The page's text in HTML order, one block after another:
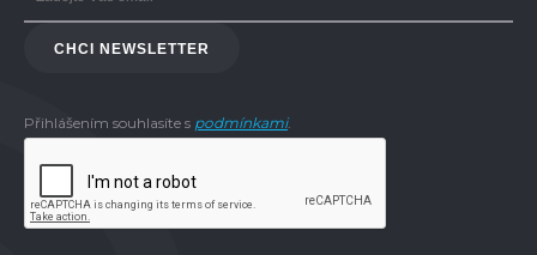
CHCI NEWSLETTER
Přihlášením souhlasíte s podmínkami.